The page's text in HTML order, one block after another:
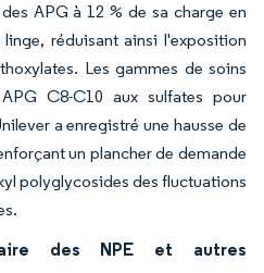
APG à 12 % de sa charge en
réduisant ainsi l'exposition
Les gammes de soins
C8-C10 aux sulfates pour
a enregistré une hausse de
un plancher de demande
polyglycosides des fluctuations
des NPE et autres